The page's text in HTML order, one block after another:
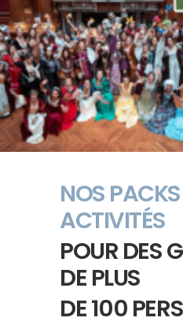
NOS
ACTIVITÉS
POUR DES
DE PLUS
DE 100